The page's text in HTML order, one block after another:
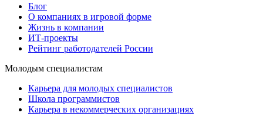
Блог
О компаниях в игровой форме
Жизнь в компании
ИТ-проекты
Рейтинг работодателей России
Молодым специалистам
Карьера для молодых специалистов
Школа программистов
Карьера в некоммерческих организациях